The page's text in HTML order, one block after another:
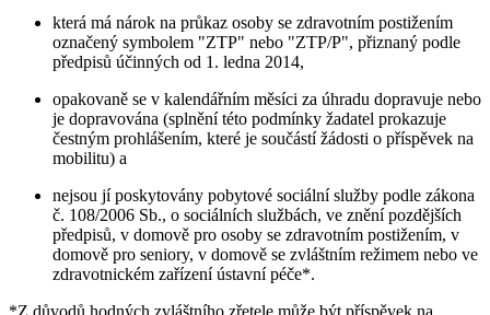
která má nárok na průkaz osoby se zdravotním postižením
označený symbolem "ZTP" nebo "ZTP/P", přiznaný podle
předpisů účinných od 1. ledna 2014,
opakovaně se v kalendářním měsíci za úhradu dopravuje nebo
je dopravována (splnění této podmínky žadatel prokazuje
čestným prohlášením, které je součástí žádosti o příspěvek na
mobilitu) a
nejsou jí poskytovány pobytové sociální služby podle zákona
č. 108/2006 Sb., o sociálních službách, ve znění pozdějších
předpisů, v domově pro osoby se zdravotním postižením, v
domově pro seniory, v domově se zvláštním režimem nebo ve
zdravotnickém zařízení ústavní péče*.
*Z důvodů hodných zvláštního zřetele může být příspěvek na